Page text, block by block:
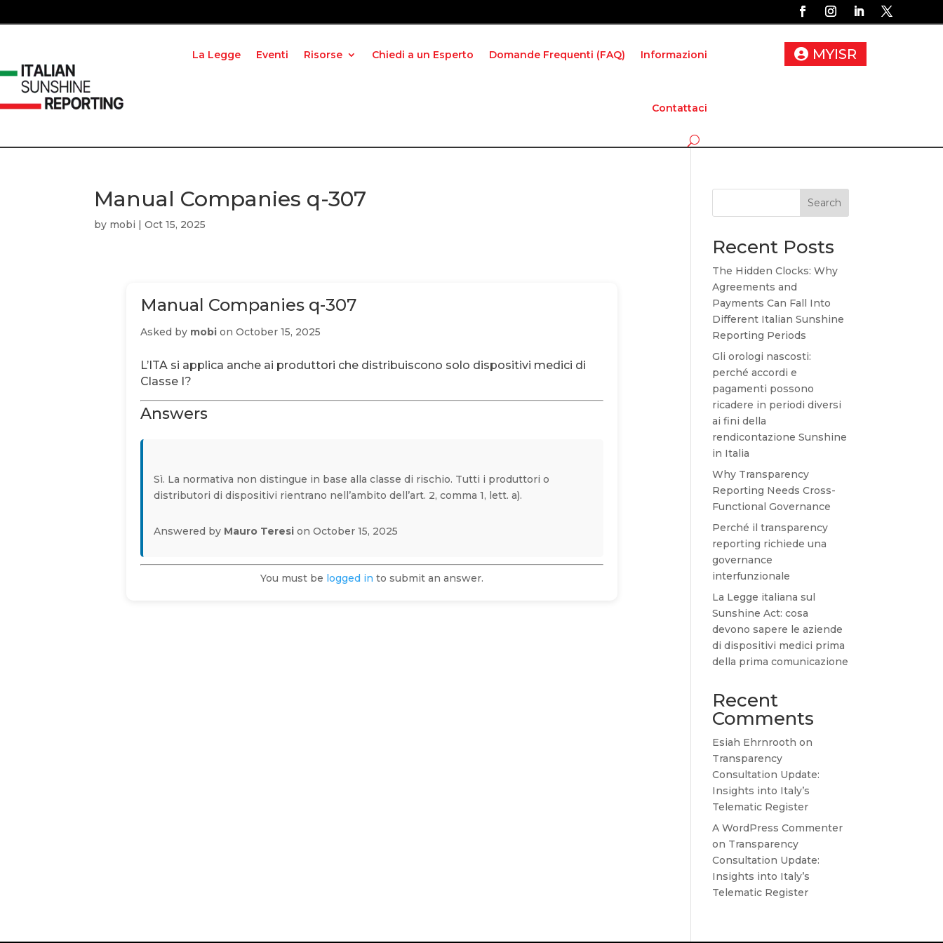
La Legge Eventi Risorse Chiedi a un Esperto Domande Frequenti (FAQ) Informazioni
Contattaci
MYISR
Manual Companies q-307
by mobi |Oct 15, 2025
Manual Companies q-307
Asked by mobi on October 15, 2025
L’ITA si applica anche ai produttori che distribuiscono solo dispositivi medici di
Classe I?
Answers
Sì. La normativa non distingue in base alla classe di rischio. Tutti i produttori o
distributori di dispositivi rientrano nell’ambito dell’art. 2, comma 1, lett. a).
Answered by Mauro Teresi on October 15, 2025
You must be logged in to submit an answer.
Search
Recent Posts
The Hidden Clocks: Why
Agreements and
Payments Can Fall Into
Different Italian Sunshine
Reporting Periods
Gli orologi nascosti:
perché accordi e
pagamenti possono
ricadere in periodi diversi
ai fini della
rendicontazione Sunshine
in Italia
Why Transparency
Reporting Needs Cross-
Functional Governance
Perché il transparency
reporting richiede una
governance
interfunzionale
La Legge italiana sul
Sunshine Act: cosa
devono sapere le aziende
di dispositivi medici prima
della prima comunicazione
Recent
Comments
Esiah Ehrnrooth on
Transparency
Consultation Update:
Insights into Italy’s
Telematic Register
A WordPress Commenter
on Transparency
Consultation Update:
Insights into Italy’s
Telematic Register